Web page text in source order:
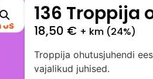
136 Troppija
18,50 € + km (24%)
Troppija ohutusjuhendi
vajalikud juhised.